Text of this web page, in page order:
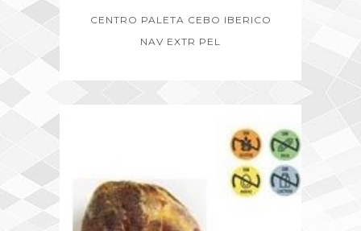
CENTRO PALETA CEBO IBERICO
NAV EXTR PEL